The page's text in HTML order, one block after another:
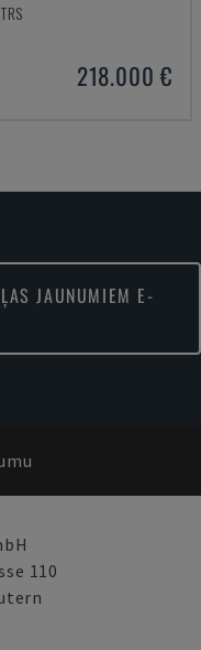
218.000 €
JAUNUMIEM E-
110